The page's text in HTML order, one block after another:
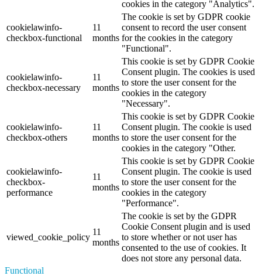
cookies in the category "Analytics".
cookielawinfo-
checkbox-functional
11
months
The cookie is set by GDPR cookie
consent to record the user consent
for the cookies in the category
"Functional".
cookielawinfo-
checkbox-necessary
11
months
This cookie is set by GDPR Cookie
Consent plugin. The cookies is used
to store the user consent for the
cookies in the category
"Necessary".
cookielawinfo-
checkbox-others
11
months
This cookie is set by GDPR Cookie
Consent plugin. The cookie is used
to store the user consent for the
cookies in the category "Other.
cookielawinfo-
checkbox-
performance
11
months
This cookie is set by GDPR Cookie
Consent plugin. The cookie is used
to store the user consent for the
cookies in the category
"Performance".
viewed_cookie_policy
11
months
The cookie is set by the GDPR
Cookie Consent plugin and is used
to store whether or not user has
consented to the use of cookies. It
does not store any personal data.
Functional